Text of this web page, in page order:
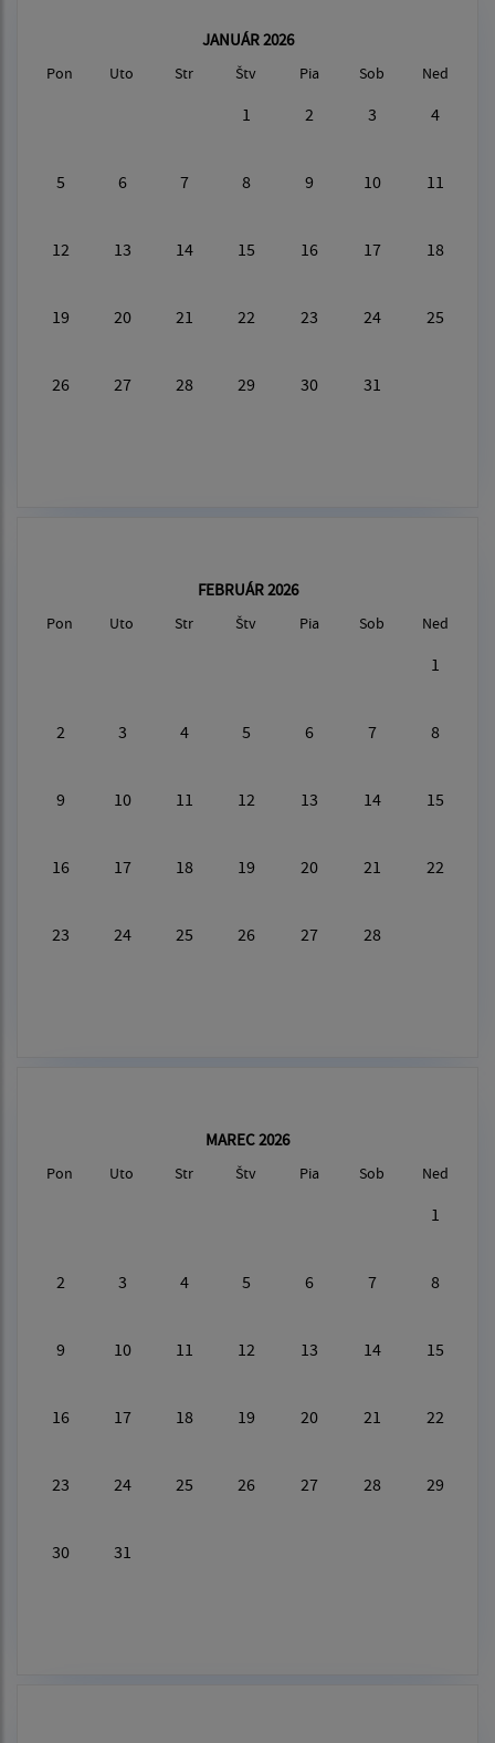
JANUÁR 2026
Pon Uto Str Štv Pia Sob Ned
1 2 3 4
5 6 7 8 9 10 11
12 13 14 15 16 17 18
19 20 21 22 23 24 25
26 27 28 29 30 31
FEBRUÁR 2026
Pon Uto Str Štv Pia Sob Ned
1
2 3 4 5 6 7 8
9 10 11 12 13 14 15
16 17 18 19 20 21 22
23 24 25 26 27 28
MAREC 2026
Pon Uto Str Štv Pia Sob Ned
1
2 3 4 5 6 7 8
9 10 11 12 13 14 15
16 17 18 19 20 21 22
23 24 25 26 27 28 29
30 31